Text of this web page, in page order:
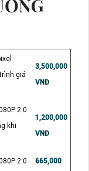
giá
3,500,000
VNĐ
2.0
khi
1,200,000
VNĐ
2.0
665,000